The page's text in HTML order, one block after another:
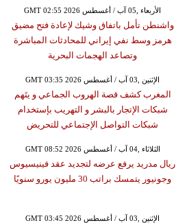
GMT 02:55 2026 الأربعاء ,05 آب / أغسطس
واشنطن تأمل باتفاق وشيك لإعادة فتح مضيق
هرمز وسط نفي إيراني للمحادثات المباشرة
وتصاعد الهجمات البحرية
GMT 03:35 2026 الإثنين ,03 آب / أغسطس
المغرب كشف قصة الهروب الجماعي و يتَهم
شبكات الإتجار بالبشر و التهريب بإستخدام
شبكات التواصل الإجتماعي للتحريض
GMT 08:52 2026 الثلاثاء ,04 آب / أغسطس
ريال مدريد يرفع عرضه لتجديد عقد فينيسيوس
وجونيور يتمسك براتب 30 مليون يورو سنويًا
GMT 03:45 2026 الإثنين ,03 آب / أغسطس